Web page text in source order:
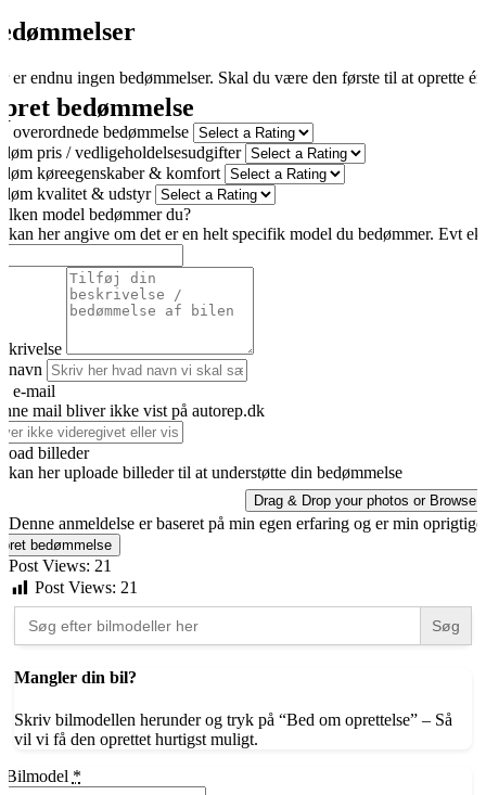
er endnu ingen bedømmelser. Skal du være den første til at oprette
bedømmelse
overordnede bedømmelse
pris / vedligeholdelsesudgifter
køreegenskaber & komfort
kvalitet & udstyr
model bedømmer du?
kan her angive om det er en helt specifik model du bedømmer. Evt
navn
e-mail
mail bliver ikke vist på autorep.dk
billeder
kan her uploade billeder til at understøtte din bedømmelse
Drag & Drop your photos or Browse
Denne anmeldelse er baseret på min egen erfaring og er min
bedømmelse
Post Views: 21
Post Views: 21
Search
for:
Mangler din bil?
Skriv bilmodellen herunder og tryk på “Bed om oprettelse” – Så
vil vi få den oprettet hurtigst muligt.
Bilmodel *